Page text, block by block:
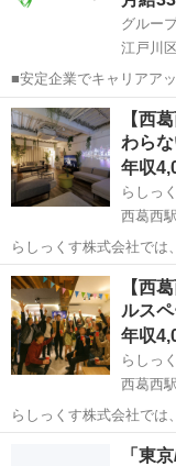
グルー
江戸川区
■安定企業でキャリアア
プホームあおい」で、
介護経験をリーダーとし
募に必要な資格・経験◎
東京 江戸川区
【西
わら
年収
らしっ
西葛西駅
らしっくす株式会社では
業を運営しています。年
なく、現場・社内メンバ
東京 江戸川区
【西
ルス
年収
らしっ
西葛西駅
らしっくす株式会社では
業を運営しています。今
江戸川区
「東